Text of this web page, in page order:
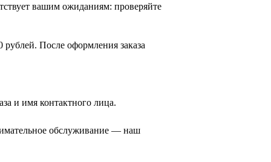
вашим ожиданиям: проверяйте
После оформления заказа
и имя контактного лица.
обслуживание — наш